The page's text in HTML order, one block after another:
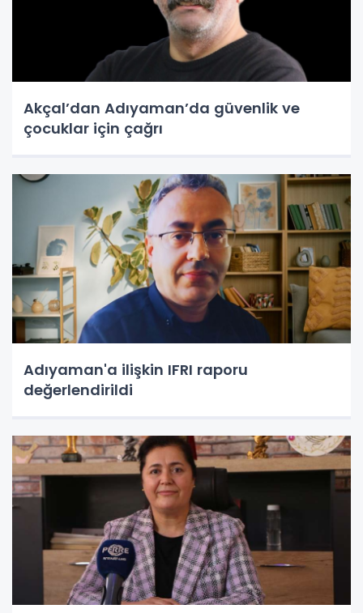
Akçal’dan Adıyaman’da güvenlik ve
çocuklar için çağrı
Adıyaman'a ilişkin IFRI raporu
değerlendirildi